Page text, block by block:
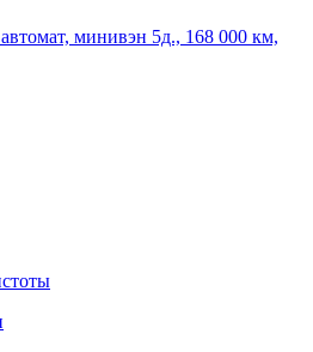
минивэн 5д., 168 000 км,